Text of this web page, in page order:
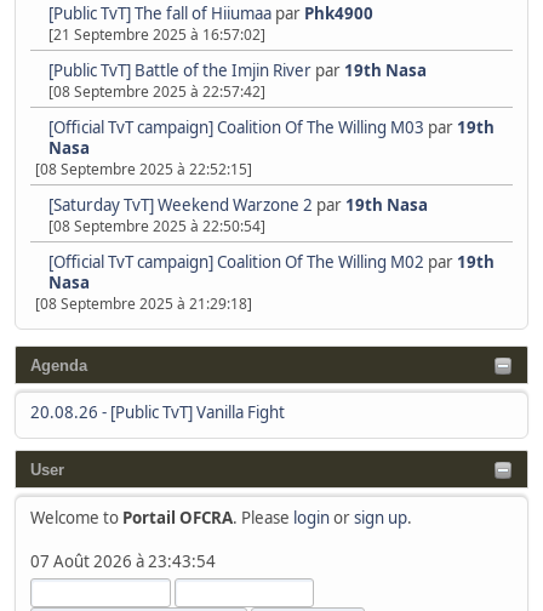
Agenda
20.08.26 - [Public TvT] Vanilla Fight
User
Welcome to Portail OFCRA. Please loginorsign up.
07 Août 2026 à 23:43:54
[Public TvT] The fall of Hiiumaa par Phk4900
[21 Septembre 2025 à 16:57:02]
[Public TvT] Battle of the Imjin River par 19th Nasa
[08 Septembre 2025 à 22:57:42]
[Official TvT campaign] Coalition Of The Willing M03 par 19th
Nasa
[08 Septembre 2025 à 22:52:15]
[Saturday TvT] Weekend Warzone 2 par 19th Nasa
[08 Septembre 2025 à 22:50:54]
[Official TvT campaign] Coalition Of The Willing M02 par 19th
Nasa
[08 Septembre 2025 à 21:29:18]